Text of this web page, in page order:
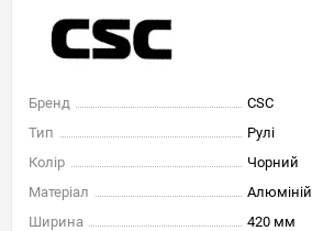
Бренд
CSC
Тип
Рулі
Колір
Чорний
Матеріал
Алюміній
Ширина
420 мм